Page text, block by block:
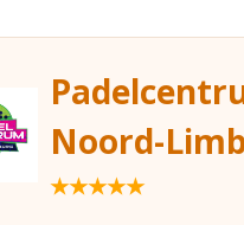
Noord-
★★★★★